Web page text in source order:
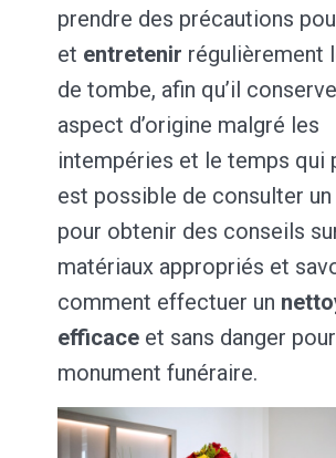
prendre des précautions
et entretenir régulièrement
de tombe, afin qu’il
aspect d’origine malgré les
intempéries et le temps qui
est possible de consulter
pour obtenir des conseils
matériaux appropriés et
comment effectuer un
efficace et sans danger
monument funéraire.